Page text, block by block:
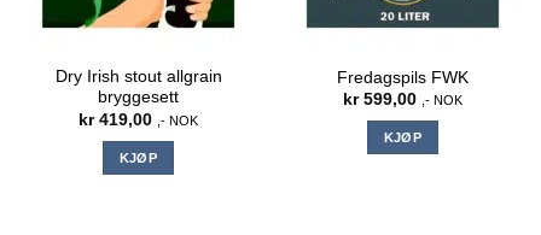
Dry Irish stout allgrain
bryggesett
kr419,00 ,- NOK
KJØP
Fredagspils FWK
kr599,00 ,- NOK
KJØP